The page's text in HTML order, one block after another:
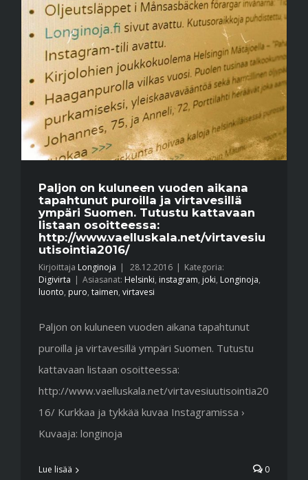
Paljon on kuluneen vuoden aikana
tapahtunut puroilla ja virtavesillä
ympäri Suomen. Tutustu kattavaan
listaan osoitteessa:
http://www.vaelluskala.net/virtavesiu
utisointia2016/
Kirjoittaja Longinoja 28.12.2016
Kategoria:
Digivirta
Asiasanat: Helsinki, instagram, joki, Longinoja,
luonto, puro, taimen, virtavesi
Paljon on kuluneen vuoden aikana tapahtunut
puroilla ja virtavesillä ympäri Suomen. Tutustu
kattavaan listaan osoitteessa:
http://www.vaelluskala.net/virtavesiuutisointia20
16/ Kurkkaa ja tykkää kuvaa Instagramissa ›
Kuvaaja: longinoja
Lue lisää 0